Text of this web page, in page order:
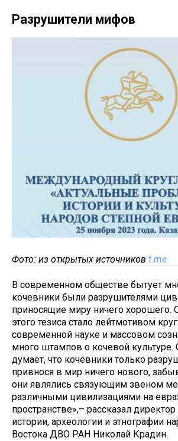
Разрушители мифов
Фото: из открытых источников t.me
В современном обществе бытует
кочевники были разрушителями
приносящие миру ничего хорошего.
этого тезиса стало лейтмотивом
современной науке и массовом
много штампов о кочевой культуре.
думает, что кочевники только
привнося в мир ничего нового,
они являлись связующим звеном
различными цивилизациями на
пространстве»,– рассказал директор
истории, археологии и этнографии
Востока ДВО РАН Николай Крадин.